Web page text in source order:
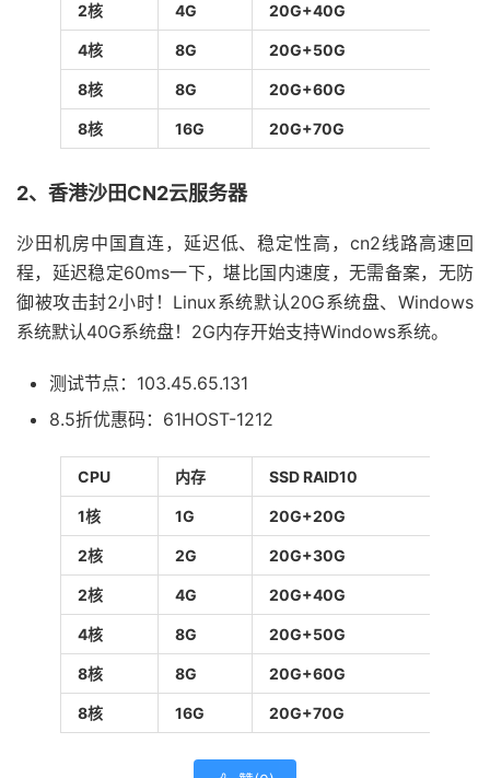
2核 4G 20G+40G
4核 8G 20G+50G
8核 8G 20G+60G
8核 16G 20G+70G
2、香港沙田CN2云服务器
沙田机房中国直连，延迟低、稳定性高，cn2线路高速回
程，延迟稳定60ms一下，堪比国内速度，无需备案，无防
御被攻击封2小时！Linux系统默认20G系统盘、Windows
系统默认40G系统盘！2G内存开始支持Windows系统。
测试节点：103.45.65.131
8.5折优惠码：61HOST-1212
CPU 内存 SSD RAID10
1核 1G 20G+20G
2核 2G 20G+30G
2核 4G 20G+40G
4核 8G 20G+50G
8核 8G 20G+60G
8核 16G 20G+70G